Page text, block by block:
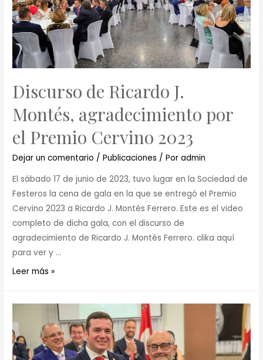
Discurso de Ricardo J.
Montés, agradecimiento por
el Premio Cervino 2023
Dejar un comentario /Publicaciones / Poradmin
El sábado 17 de junio de 2023, tuvo lugar en la Sociedad de
Festeros la cena de gala en la que se entregó el Premio
Cervino 2023 a Ricardo J. Montés Ferrero. Este es el video
completo de dicha gala, con el discurso de
agradecimiento de Ricardo J. Montés Ferrero. clika aquí
para ver y …
Leer más »